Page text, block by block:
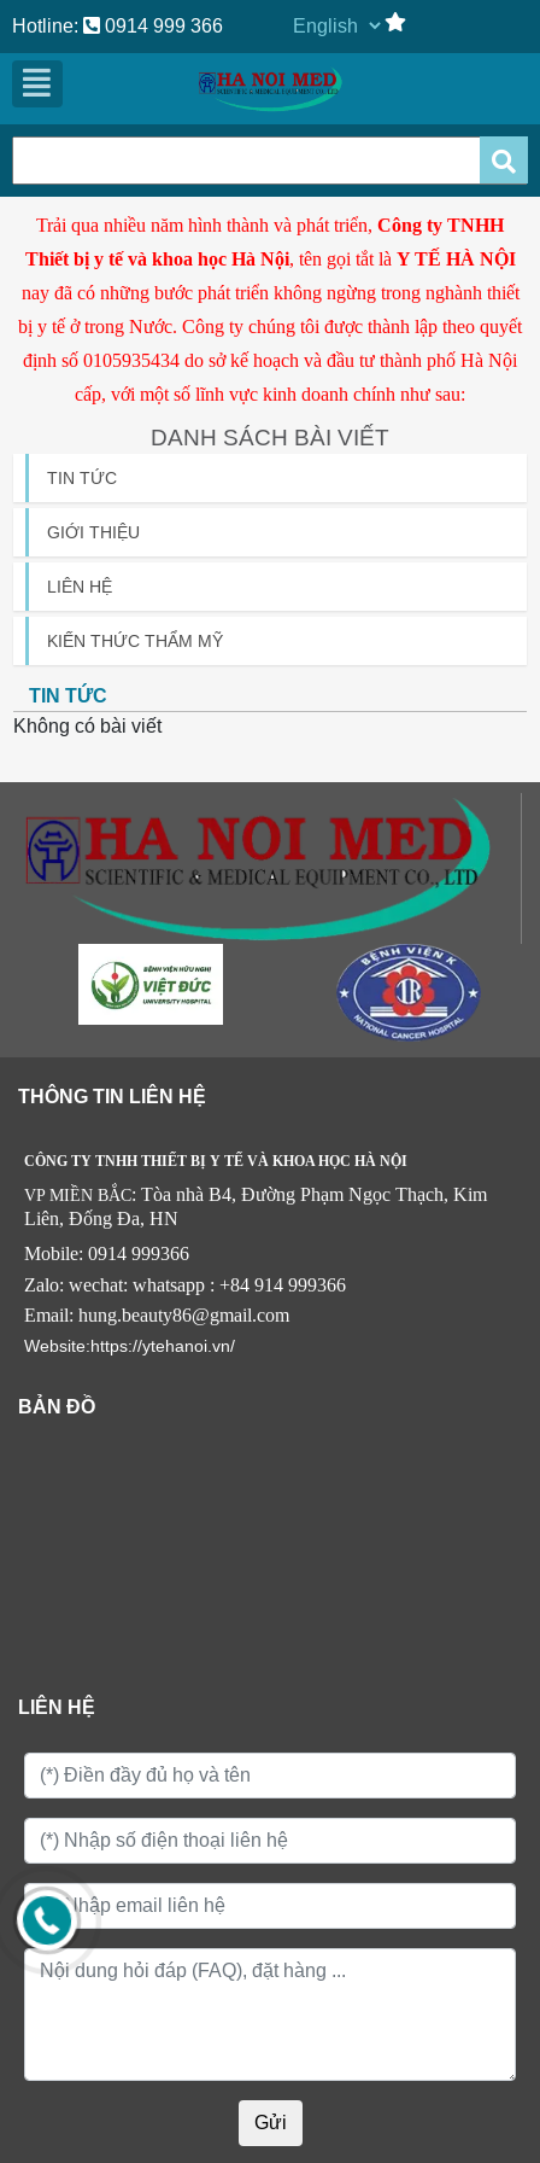
Hotline: 0914 999 366
Trải qua nhiều năm hình thành và phát triển, Công ty TNHH
Thiết bị y tế và khoa học Hà Nội, tên gọi tắt là Y TẾ HÀ NỘI
nay đã có những bước phát triển không ngừng trong nghành thiết
bị y tế ở trong Nước. Công ty chúng tôi được thành lập theo quyết
định số 0105935434 do sở kế hoạch và đầu tư thành phố Hà Nội
cấp, với một số lĩnh vực kinh doanh chính như sau:
DANH SÁCH BÀI VIẾT
TIN TỨC
GIỚI THIỆU
LIÊN HỆ
KIẾN THỨC THẨM MỸ
TIN TỨC
Không có bài viết
THÔNG TIN LIÊN HỆ
CÔNG TY TNHH THIẾT BỊ Y TẾ VÀ KHOA HỌC HÀ NỘI
VP MIỀN BẮC: Tòa nhà B4, Đường Phạm Ngọc Thạch, Kim
Liên, Đống Đa, HN
Mobile: 0914 999366
Zalo: wechat: whatsapp : +84 914 999366
Email: hung.beauty86@gmail.com
Website:https://ytehanoi.vn/
BẢN ĐỒ
LIÊN HỆ
Gửi